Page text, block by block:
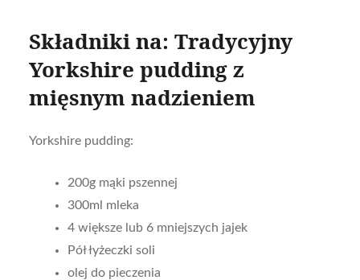
Składniki na: Tradycyjny
Yorkshire pudding z
mięsnym nadzieniem
Yorkshire pudding:
200g mąki pszennej
300ml mleka
4 większe lub 6 mniejszych jajek
Pół łyżeczki soli
olej do pieczenia